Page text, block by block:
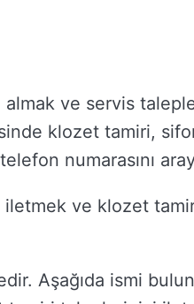
ve servis
klozet tamiri,
numarasını
iletmek ve klozet
Aşağıda ismi